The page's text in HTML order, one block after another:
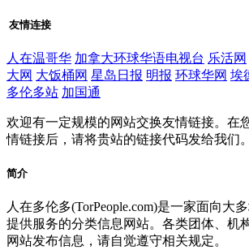
友情连接
人在温哥华 加拿大环球华语电视台 乐活网
大网 大饭桶网 星岛日报 明报 环球华网 埃
多伦多站 加国通
欢迎有一定规模的网站交换友情链接。在
情链接后，请将贵站的链接代码发给我们
简介
人在多伦多(TorPeople.com)是一家面向大
提供服务的分类信息网站。各类团体、机
网站发布信息，请自觉遵守相关规定。